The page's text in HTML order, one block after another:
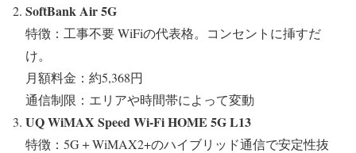
SoftBank Air 5G
特徴：工事不要 WiFiの代表格。コンセントに挿すだ
け。
月額料金：約5,368円
通信制限：エリアや時間帯によって変動
UQ WiMAX Speed Wi-Fi HOME 5G L13
特徴：5G＋WiMAX2+のハイブリッド通信で安定性抜